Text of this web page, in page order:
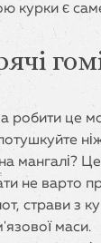
є
робити це
мангалі?
не варто
страви з
маси.